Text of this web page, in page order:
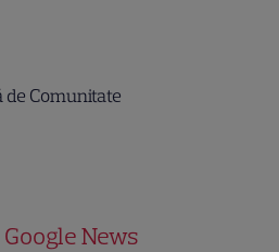
Google News